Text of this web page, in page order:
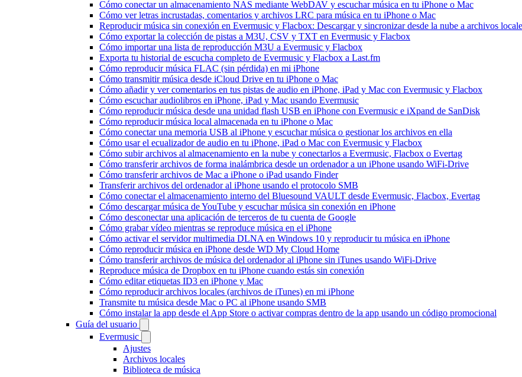
Cómo conectar un almacenamiento NAS mediante WebDAV y escuchar música en tu iPhone o Mac
Cómo ver letras incrustadas, comentarios y archivos LRC para música en tu iPhone o Mac
Reproducir música sin conexión en Evermusic y Flacbox: Descargar y sincronizar desde la nube a archivos
Cómo exportar la colección de pistas a M3U, CSV y TXT en Evermusic y Flacbox
Cómo importar una lista de reproducción M3U a Evermusic y Flacbox
Exporta tu historial de escucha completo de Evermusic y Flacbox a Last.fm
Cómo reproducir música FLAC (sin pérdida) en mi iPhone
Cómo transmitir música desde iCloud Drive en tu iPhone o Mac
Cómo añadir y ver comentarios en tus pistas de audio en iPhone, iPad y Mac con Evermusic y Flacbox
Cómo escuchar audiolibros en iPhone, iPad y Mac usando Evermusic
Cómo reproducir música desde una unidad flash USB en iPhone con Evermusic e iXpand de SanDisk
Cómo reproducir música local almacenada en tu iPhone o Mac
Cómo conectar una memoria USB al iPhone y escuchar música o gestionar los archivos en ella
Cómo usar el ecualizador de audio en tu iPhone, iPad o Mac con Evermusic y Flacbox
Cómo subir archivos al almacenamiento en la nube y conectarlos a Evermusic, Flacbox o Evertag
Cómo transferir archivos de forma inalámbrica desde un ordenador a un iPhone usando WiFi-Drive
Cómo transferir archivos de Mac a iPhone o iPad usando Finder
Transferir archivos del ordenador al iPhone usando el protocolo SMB
Cómo conectar el almacenamiento interno del Bluesound VAULT desde Evermusic, Flacbox, Evertag
Cómo descargar música de YouTube y escuchar música sin conexión en iPhone
Cómo desconectar una aplicación de terceros de tu cuenta de Google
Cómo grabar vídeo mientras se reproduce música en el iPhone
Cómo activar el servidor multimedia DLNA en Windows 10 y reproducir tu música en iPhone
Cómo reproducir música en iPhone desde WD My Cloud Home
Cómo transferir archivos de música del ordenador al iPhone sin iTunes usando WiFi-Drive
Reproduce música de Dropbox en tu iPhone cuando estás sin conexión
Cómo editar etiquetas ID3 en iPhone y Mac
Cómo reproducir archivos locales (archivos de iTunes) en mi iPhone
Transmite tu música desde Mac o PC al iPhone usando SMB
Cómo instalar la app desde el App Store o activar compras dentro de la app usando un código promocional
Guía del usuario
Evermusic
Ajustes
Archivos locales
Biblioteca de música